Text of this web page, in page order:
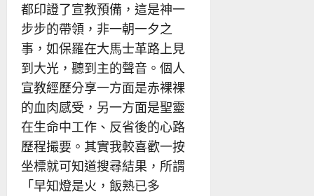
都印證了宣教預備，這是神一
步步的帶領，非一朝一夕之
事，如保羅在大馬士革路上見
到大光，聽到主的聲音。個人
宣教經歷分享一方面是赤裸裸
的血肉感受，另一方面是聖靈
在生命中工作、反省後的心路
歷程撮要。其實我較喜歡一按
坐標就可知道搜尋結果，所謂
「早知燈是火，飯熟已多